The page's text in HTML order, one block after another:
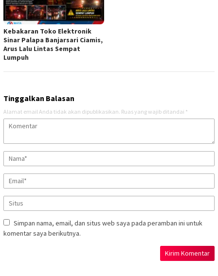
Kebakaran Toko Elektronik
Sinar Palapa Banjarsari Ciamis,
Arus Lalu Lintas Sempat
Lumpuh
Tinggalkan Balasan
Alamat email Anda tidak akan dipublikasikan. Ruas yang wajib ditandai *
Simpan nama, email, dan situs web saya pada peramban ini untuk
komentar saya berikutnya.